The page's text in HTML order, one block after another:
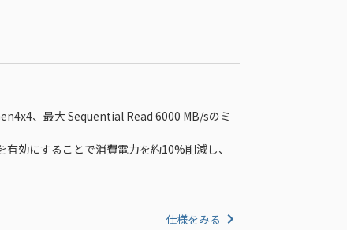
、最大 Sequential Read 6000 MB/sのミ
効にすることで消費電力を約10%削減し、
仕様をみる